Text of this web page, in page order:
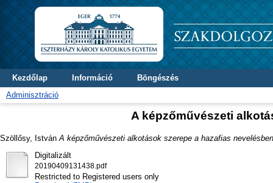
Kezdőlap Információ
Böngészés
Adminisztráció
A képzőművészeti
Szöllősy, István A képzőművészeti alkotások szerepe a hazafias
Digitalizált
20190409131438.pdf
Restricted to Registered users only